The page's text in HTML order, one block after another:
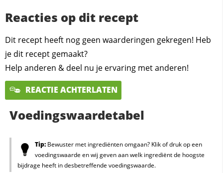
Reacties op dit recept
Dit recept heeft nog geen waarderingen gekregen! Heb
je dit recept gemaakt?
Help anderen & deel nu je ervaring met anderen!
REACTIE ACHTERLATEN
Voedingswaardetabel
Tip:Bewuster met ingrediënten omgaan? Klik of druk op een
voedingswaarde en wij geven aan welk ingrediënt de hoogste
bijdrage heeft in desbetreffende voedingswaarde.